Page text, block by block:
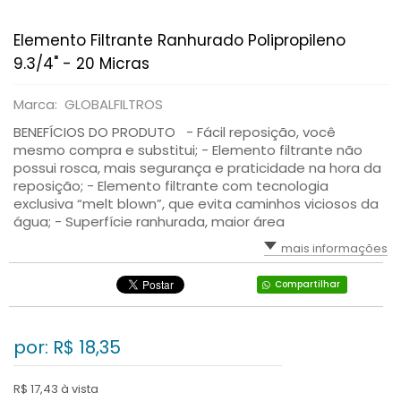
Elemento Filtrante Ranhurado Polipropileno
9.3/4" - 20 Micras
Marca: GLOBALFILTROS
BENEFÍCIOS DO PRODUTO - Fácil reposição, você
mesmo compra e substitui; - Elemento filtrante não
possui rosca, mais segurança e praticidade na hora da
reposição; - Elemento filtrante com tecnologia
exclusiva “melt blown”, que evita caminhos viciosos da
água; - Superfície ranhurada, maior área
mais informações
Compartilhar
por: R$ 18,35
R$ 17,43 à vista